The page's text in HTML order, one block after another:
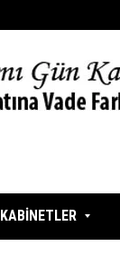
KABİNETLER